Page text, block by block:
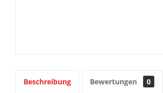
Beschreibung Bewertungen 0